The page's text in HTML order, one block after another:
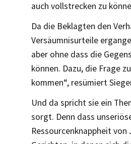
auch vollstrecken zu
Da die Beklagten den
Versäumnisurteile
aber ohne dass die
können. Dazu, die Frage
kommen“, resümiert
Und da spricht sie ein
sorgt. Denn dass
Ressourcenknappheit von